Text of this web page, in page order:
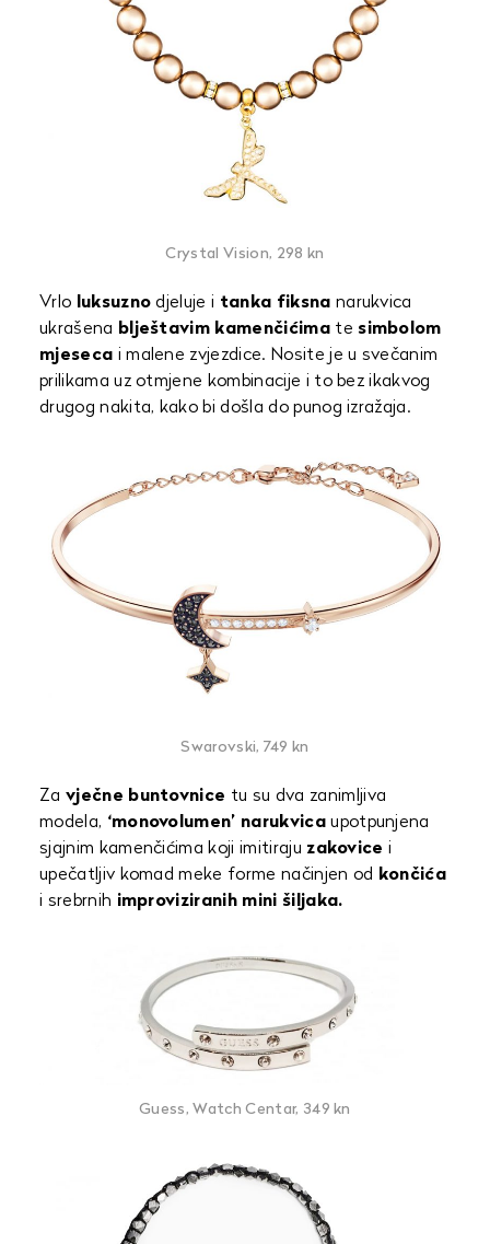
Crystal Vision, 298 kn
Vrlo luksuzno djeluje i tanka fiksna narukvica
ukrašena blještavim kamenčićimate simbolom
mjeseca i malene zvjezdice. Nosite je u svečanim
prilikama uz otmjene kombinacije i to bez ikakvog
drugog nakita, kako bi došla do punog izražaja.
Swarovski, 749 kn
Za vječne buntovnice tu su dva zanimljiva
modela, ‘monovolumen’ narukvicaupotpunjena
sjajnim kamenčićima koji imitiraju zakovice i
upečatljiv komad meke forme načinjen od
končića
i srebrnih improviziranih mini šiljaka.
Guess, Watch Centar, 349 kn